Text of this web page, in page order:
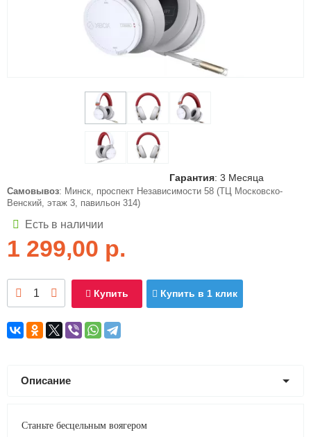
Гарантия: 3 Месяца
Самовывоз: Минск, проспект Независимости 58 (ТЦ Московско-
Венский, этаж 3, павильон 314)
Есть в наличии
1 299,00 р.
Купить Купить в 1 клик
Описание
Станьте бесцельным воягером